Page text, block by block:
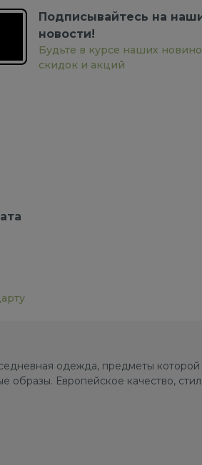
Подписывайтесь на
новости!
Будьте в курсе наших
скидок и акций
одежда, предметы которой
образы. Европейское качество,